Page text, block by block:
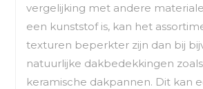
vergelijking met andere
een kunststof is, kan het
texturen beperkter zijn dan bij
natuurlijke dakbedekkingen
keramische dakpannen. Dit kan